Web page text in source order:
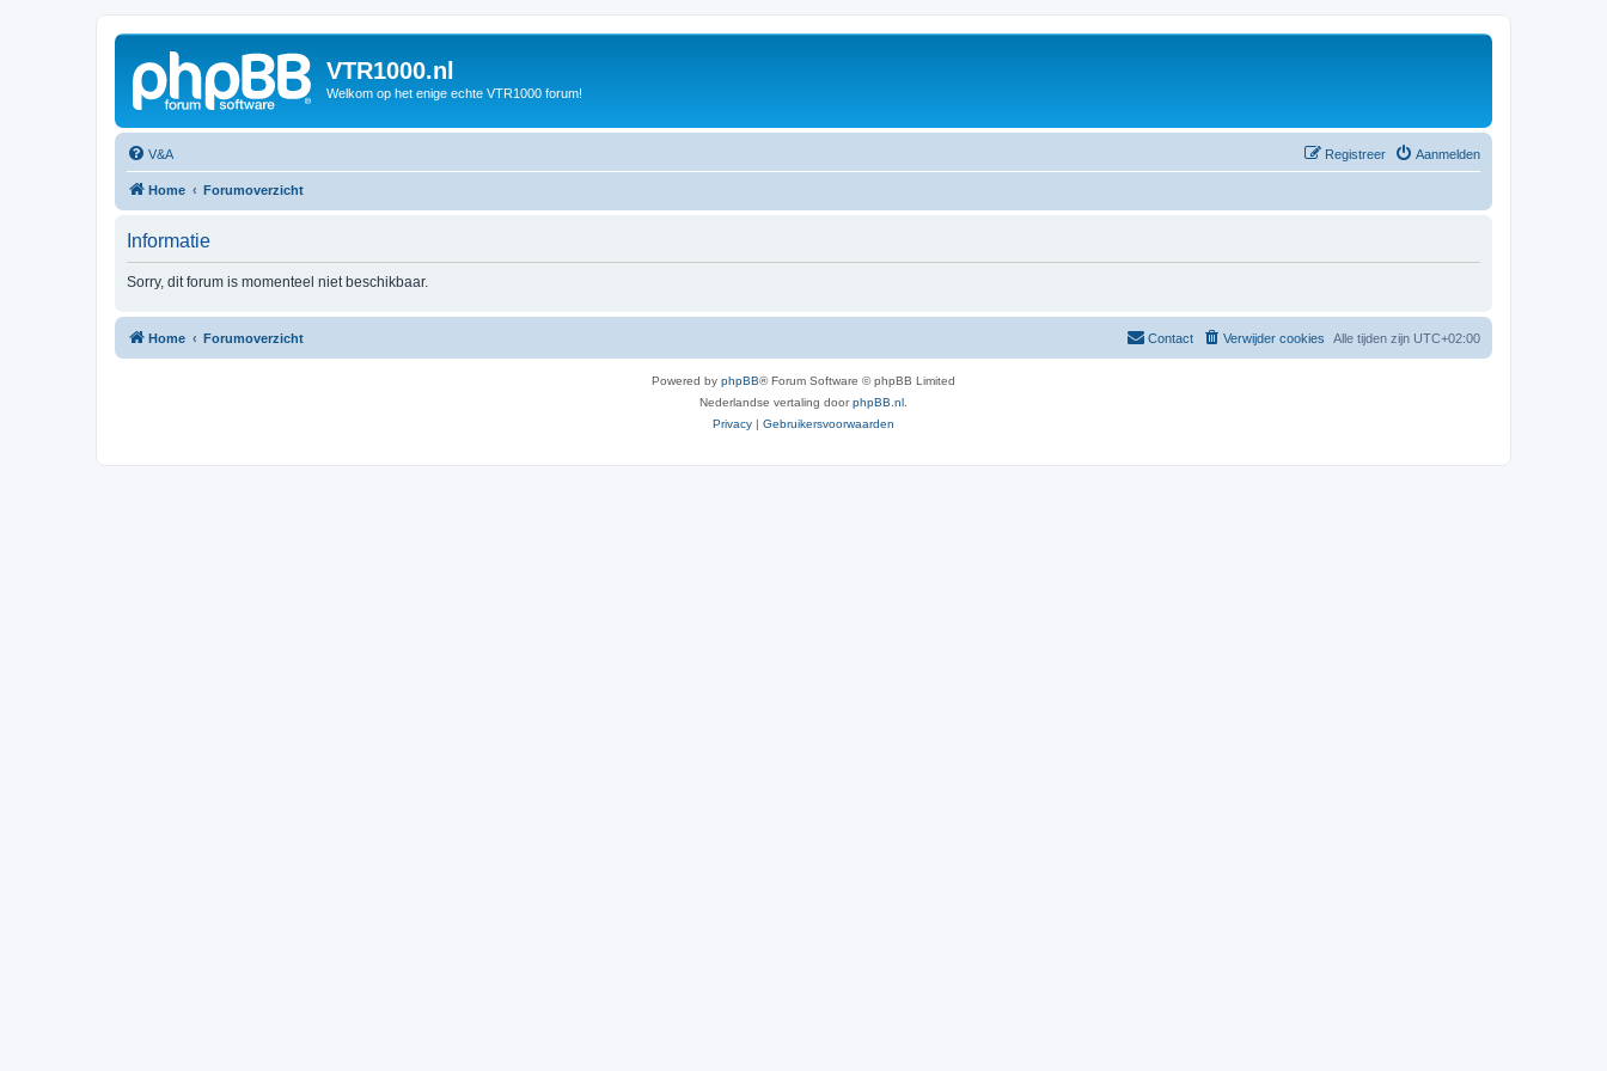
VTR1000.nl
Welkom op het enige echte VTR1000 forum!
V&A Aanmelden
Registreer
Home Forumoverzicht
Informatie
Sorry, dit forum is momenteel niet beschikbaar.
Home Forumoverzicht Alle tijden zijn UTC+02:00
Verwijder cookies
Contact
Powered by phpBB® Forum Software © phpBB Limited
Nederlandse vertaling doorphpBB.nl
Privacy | Gebruikersvoorwaarden